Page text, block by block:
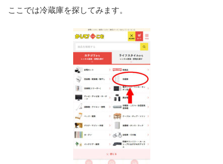
ここでは冷蔵庫を探してみます。